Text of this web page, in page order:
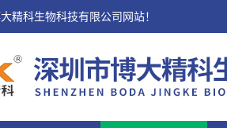
精科生物科技有限公司网站！